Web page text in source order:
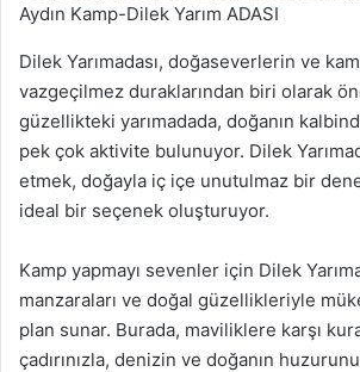
Aydın Kamp-Dilek Yarım ADASI
Dilek Yarımadası, doğaseverlerin ve
vazgeçilmez duraklarından biri olarak
güzellikteki yarımadada, doğanın
pek çok aktivite bulunuyor. Dilek
etmek, doğayla iç içe unutulmaz bir
ideal bir seçenek oluşturuyor.
Kamp yapmayı sevenler için Dilek
manzaraları ve doğal güzellikleriyle
plan sunar. Burada, maviliklere karşı
çadırınızla, denizin ve doğanın